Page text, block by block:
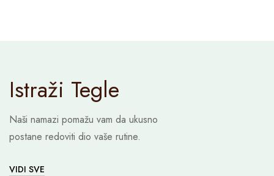
Istraži Tegle
Naši namazi pomažu vam da ukusno
postane redoviti dio vaše rutine.
VIDI SVE